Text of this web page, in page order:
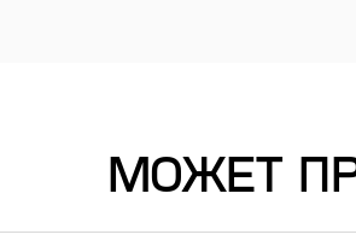
МОЖЕТ